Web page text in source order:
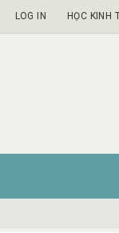
LOG IN HỌC KINH